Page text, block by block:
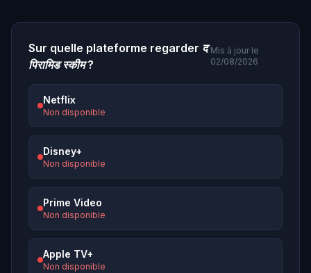
Sur quelle plateforme regarder द
पिरामिड स्कीम?
Mis à jour le
02/08/2026
Netflix
Non disponible
Disney+
Non disponible
Prime Video
Non disponible
Apple TV+
Non disponible